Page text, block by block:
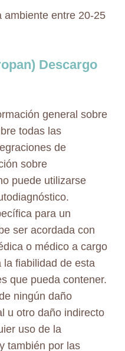
ambiente entre 20-25
Descargo
general sobre
todas las
de
sobre
puede utilizarse
para un
ser acordada con
o médico a cargo
la fiabilidad de esta
que pueda contener.
ningún daño
u otro daño indirecto
uso de la
también por las